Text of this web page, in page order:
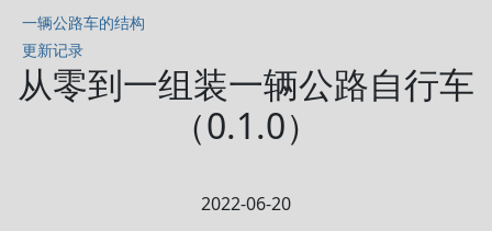
一辆公路车的结构
更新记录
从零到一组装一辆公路自行车
（0.1.0）
2022-06-20